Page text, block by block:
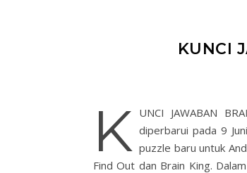
KUNCI
K UNCI JAWABAN
diperbarui pada 9
puzzle baru untuk
Find Out dan Brain King.